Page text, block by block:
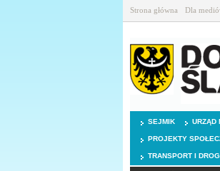
Strona główna Dla
SEJMIK URZĄD
PROJEKTY
TRANSPORT I